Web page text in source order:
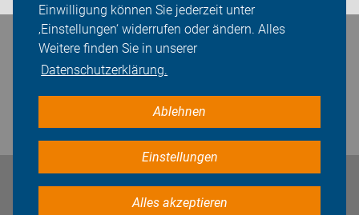
Einwilligung können Sie jederzeit unter
‚Einstellungen‘ widerrufen oder ändern. Alles
Weitere finden Sie in unserer
Datenschutzerklärung.
Ablehnen
Einstellungen
Alles akzeptieren
Bleiben Sie in Kontakt